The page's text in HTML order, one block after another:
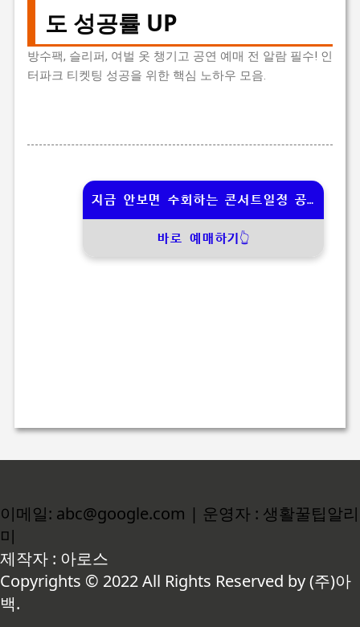
도 성공률 UP
방수팩, 슬리퍼, 여벌 옷 챙기고 공연 예매 전 알람 필수! 인
터파크 티켓팅 성공을 위한 핵심 노하우 모음.
지금 안보면 수회하는 콘서트일정 공개
바로 예매하기👆
이메일: abc@google.com | 운영자 : 생활꿀팁알리
미
제작자 : 아로스
Copyrights © 2022 All Rights Reserved by (주)아
백.